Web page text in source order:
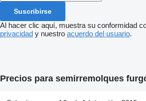
Suscribirse
Al hacer clic aquí, muestra su conformidad
privacidad y nuestro acuerdo del usuario.
Precios para semirremolques